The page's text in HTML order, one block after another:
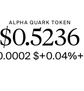
ALPHA QUARK TOKEN
$0.5236
+0.04%
+$ 0.0002